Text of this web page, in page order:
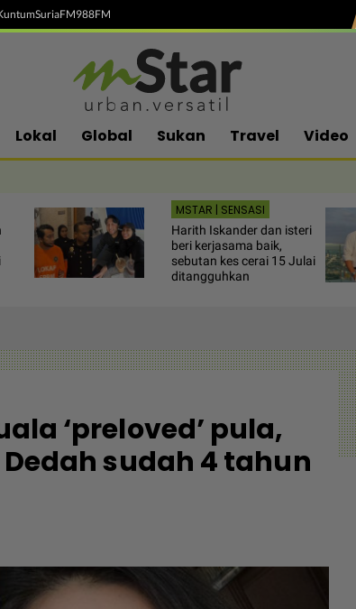
SuriaFM988FM
Lokal Global Sukan Travel Video
MSTAR | SENSASI
Harith Iskander dan isteri
beri kerjasama baik,
sebutan kes cerai 15 Julai
ditangguhkan
‘preloved’ pula,
sudah 4 tahun